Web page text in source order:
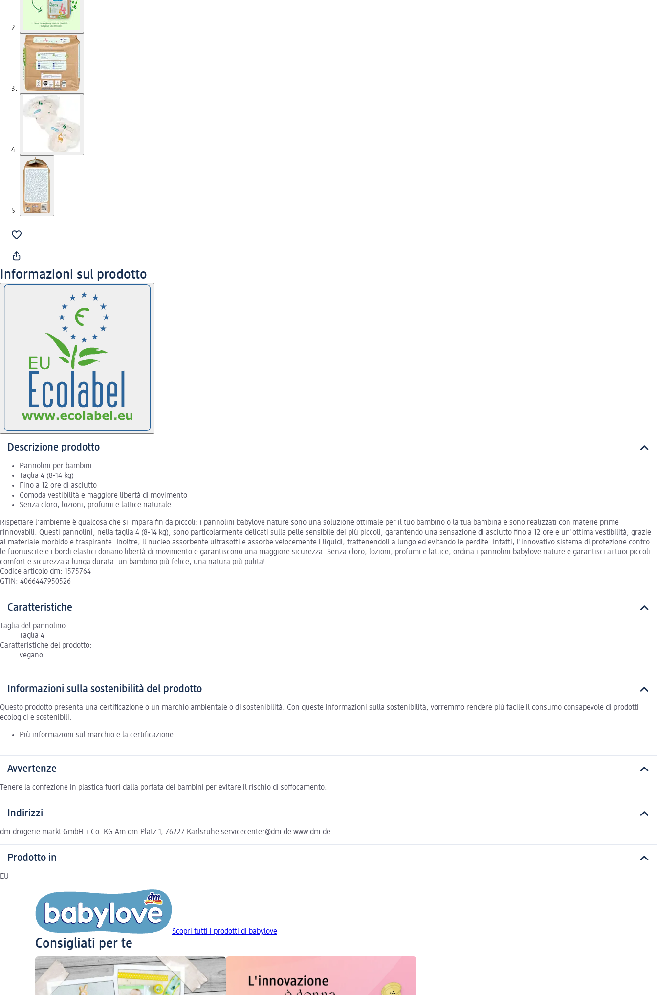
Informazioni sul prodotto
Descrizione prodotto
Pannolini per bambini
Taglia 4 (8-14 kg)
Fino a 12 ore di asciutto
Comoda vestibilità e maggiore libertà di movimento
Senza cloro, lozioni, profumi e lattice naturale
Rispettare l'ambiente è qualcosa che si impara fin da piccoli: i pannolini babylove nature sono una soluzione ottimale per il tuo bambino o la tua bambina e sono realizzati con materie prime
rinnovabili. Questi pannolini, nella taglia 4 (8-14 kg), sono particolarmente delicati sulla pelle sensibile dei più piccoli, garantendo una sensazione di asciutto fino a 12 ore e un'ottima vestibilità, grazie
al materiale morbido e traspirante. Inoltre, il nucleo assorbente ultrasottile assorbe velocemente i liquidi, trattenendoli a lungo ed evitando le perdite. Infatti, l'innovativo sistema di protezione contro
le fuoriuscite e i bordi elastici donano libertà di movimento e garantiscono una maggiore sicurezza. Senza cloro, lozioni, profumi e lattice, ordina i pannolini babylove nature e garantisci ai tuoi piccoli
comfort e sicurezza a lunga durata: un bambino più felice, una natura più pulita!
Codice articolo dm: 1575764
GTIN: 4066447950526
Caratteristiche
Taglia del pannolino:
Taglia 4
Caratteristiche del prodotto:
vegano
Informazioni sulla sostenibilità del prodotto
Questo prodotto presenta una certificazione o un marchio ambientale o di sostenibilità. Con queste informazioni sulla sostenibilità, vorremmo rendere più facile il consumo consapevole di prodotti
ecologici e sostenibili.
Più informazioni sul marchio e la certificazione
Avvertenze
Tenere la confezione in plastica fuori dalla portata dei bambini per evitare il rischio di soffocamento.
Indirizzi
dm-drogerie markt GmbH + Co. KG Am dm-Platz 1, 76227 Karlsruhe servicecenter@dm.de www.dm.de
Prodotto in
EU
Scopri tutti i prodotti di babylove
Consigliati per te